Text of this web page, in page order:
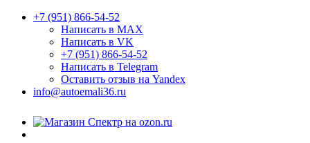
+7 (951) 866-54-52
Написать в MAX
Написать в VK
+7 (951) 866-54-52
Написать в Telegram
Оставить отзыв на Yandex
info@autoemali36.ru